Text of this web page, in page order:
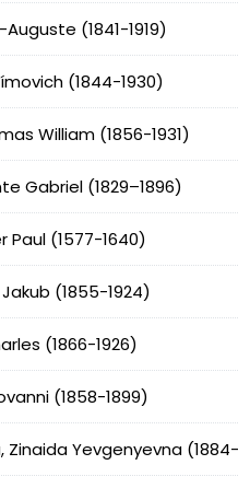
(1841-1919)
(1844-1930)
William (1856-1931)
Gabriel (1829–1896)
Paul (1577-1640)
(1855-1924)
(1866-1926)
(1858-1899)
Zinaida Yevgenyevna